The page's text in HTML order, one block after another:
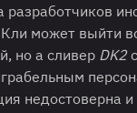
разработчиков
может выйти
но а сливер DK2
недостоверна и